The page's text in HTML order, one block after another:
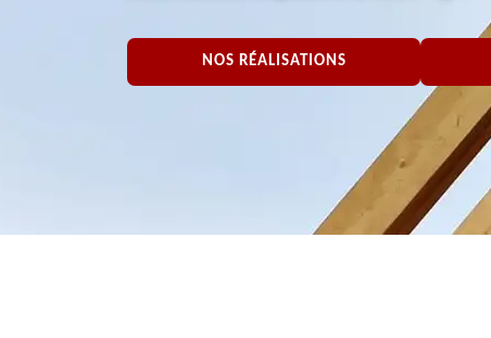
NOS RÉALISATIONS